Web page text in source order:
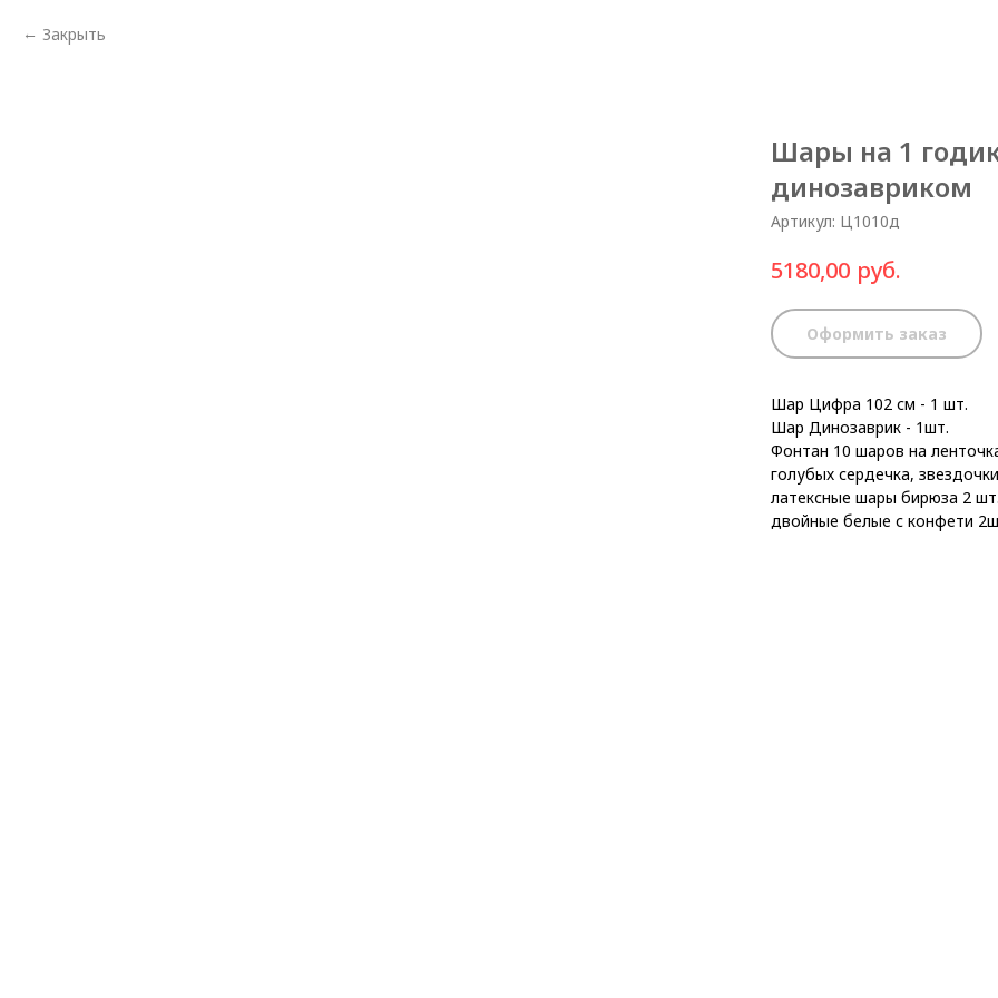
Закрыть
Шары на 1
динозавриком
Артикул: Ц1010д
5180,00 руб.
Оформить заказ
Шар Цифра 102 см - 1 шт.
Шар Динозаврик - 1шт.
Фонтан 10 шаров на
голубых сердечка,
латексные шары бирюза 2
двойные белые с конфети